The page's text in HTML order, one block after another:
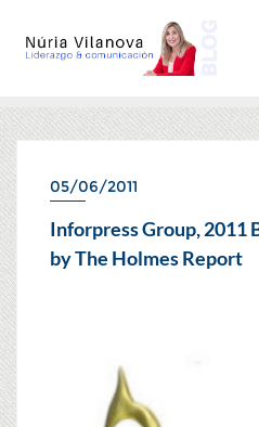
COMUNICACIÓN
05/06/2011
Inforpress Group, 2011
by The Holmes Report